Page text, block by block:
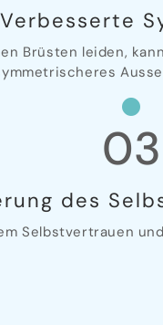
Verbesserte
Brüsten leiden,
03
des
Selbstvertrauen